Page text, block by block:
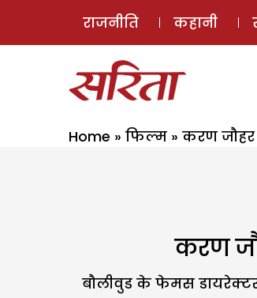
राजनीति कहानी
Home » फिल्म » करण जौहर
करण
बौलीवुड के फेमस डायरेक्टर